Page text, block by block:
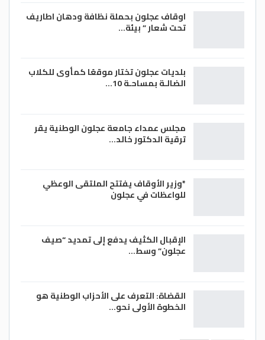
اوقاف عجلون بحملة نظافة ودهان اطاريف
تحت شعار ” بيئة…
بلديات عجلون تختار موقعًا كمأوى للكلاب
الضالـة بمساحـة 10…
مجلس عمداء جامعة عجلون الوطنية يقر
ترقية الدكتور خالد…
*وزير الأوقاف يفتتح الملتقى الوعظي
للواعظات في عجلون
الإقبال الكثيف يدفع إلى تمديد “صيف
عجلون” وسط…
القضاة: التعرف على الأحزاب الوطنية هو
الخطوة الأولى نحو…